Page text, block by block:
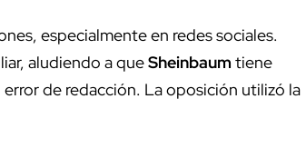
especialmente en redes sociales.
aludiendo a queSheinbaum tiene
de redacción. La oposición utilizó la